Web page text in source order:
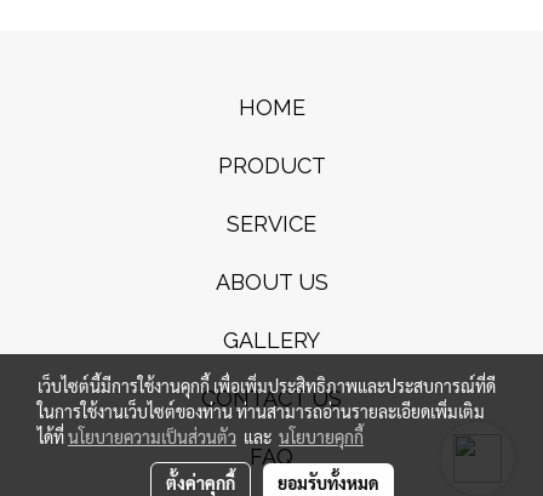
HOME
PRODUCT
SERVICE
ABOUT US
GALLERY
CONTACT US
FAQ
เว็บไซต์นี้มีการใช้งานคุกกี้ เพื่อเพิ่มประสิทธิภาพและประสบการณ์ที่ดี
ในการใช้งานเว็บไซต์ของท่าน ท่านสามารถอ่านรายละเอียดเพิ่มเติม
ได้ที่นโยบายความเป็นส่วนตัว และ นโยบายคุกกี้
ตั้งค่าคุกกี้ ยอมรับทั้งหมด